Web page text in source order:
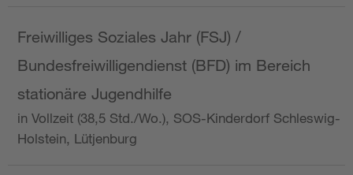
Freiwilliges Soziales Jahr (FSJ) /
Bundesfreiwilligendienst (BFD) im Bereich
stationäre Jugendhilfe
in Vollzeit (38,5 Std./Wo.), SOS-Kinderdorf Schleswig-
Holstein, Lütjenburg